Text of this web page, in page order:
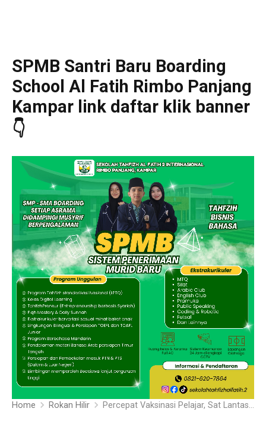
SPMB Santri Baru Boarding
School Al Fatih Rimbo Panjang
Kampar link daftar klik banner
👇
Home Rokan Hilir Percepat Vaksinasi Pelajar, Sat Lantas Polres Rohil Layanan Go to School